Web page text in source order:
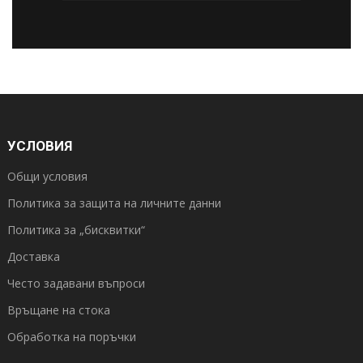
УСЛОВИЯ
Общи условия
Политика за защита на личните данни
Политика за „бисквитки“
Доставка
Често задавани въпроси
Връщане на стока
Обработка на поръчки